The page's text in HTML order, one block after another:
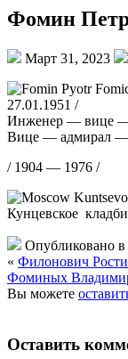
Фомин
Март 31, 2023
27.01.1951 /
Инженер — вице —
Вице — адмирал —
/ 1904 — 1976 /
Кунцевское
Опубликовано в
« Филонович
Фоминых
Вы можете
Оставить